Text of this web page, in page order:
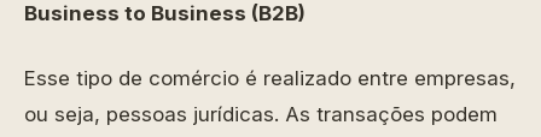
Business to Business (B2B)
Esse tipo de comércio é realizado entre empresas,
ou seja, pessoas jurídicas. As transações podem